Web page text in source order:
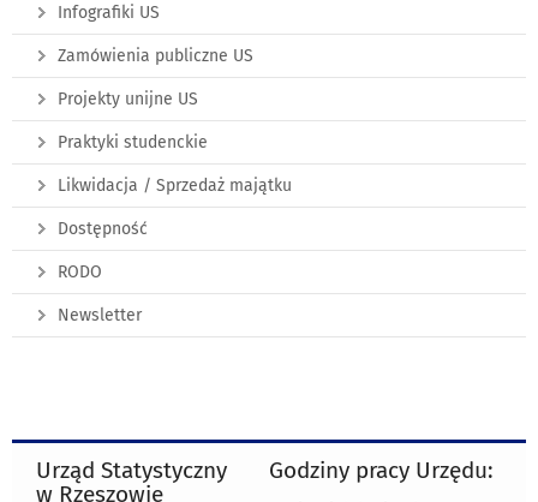
Infografiki US
Zamówienia publiczne US
Projekty unijne US
Praktyki studenckie
Likwidacja / Sprzedaż majątku
Dostępność
RODO
Newsletter
Urząd Statystyczny
w Rzeszowie
Godziny pracy Urzędu: